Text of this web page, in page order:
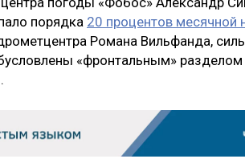
порядка 20 процентов
Романа Вильфанда,
«фронтальным»